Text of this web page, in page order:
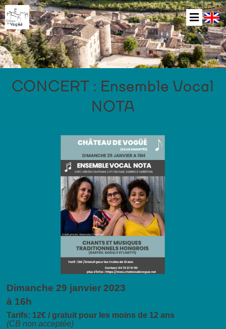
CONCERT : Ensemble Vocal
NOTA
Dimanche 29 janvier 2023
à 16h
Tarifs: 12€ / gratuit pour les moins de 12 ans
(CB non acceptée)